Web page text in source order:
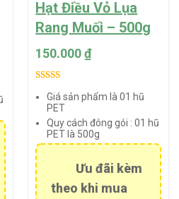
Hạt Điều Vỏ Lụa
Rang Muối – 500g
150.000₫
out of 5
based on
customer
rating
Giá sản phẩm là 01 hũ
PET
Quy cách đóng gói :01 hũ
PET là 500g
Ưu đãi kèm
theo khi mua